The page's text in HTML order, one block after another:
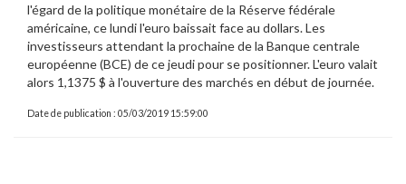
l'égard de la politique monétaire de la Réserve fédérale
américaine, ce lundi l'euro baissait face au dollars. Les
investisseurs attendant la prochaine de la Banque centrale
européenne (BCE) de ce jeudi pour se positionner. L'euro valait
alors 1,1375 $ à l'ouverture des marchés en début de journée.
Date de publication : 05/03/2019 15:59:00